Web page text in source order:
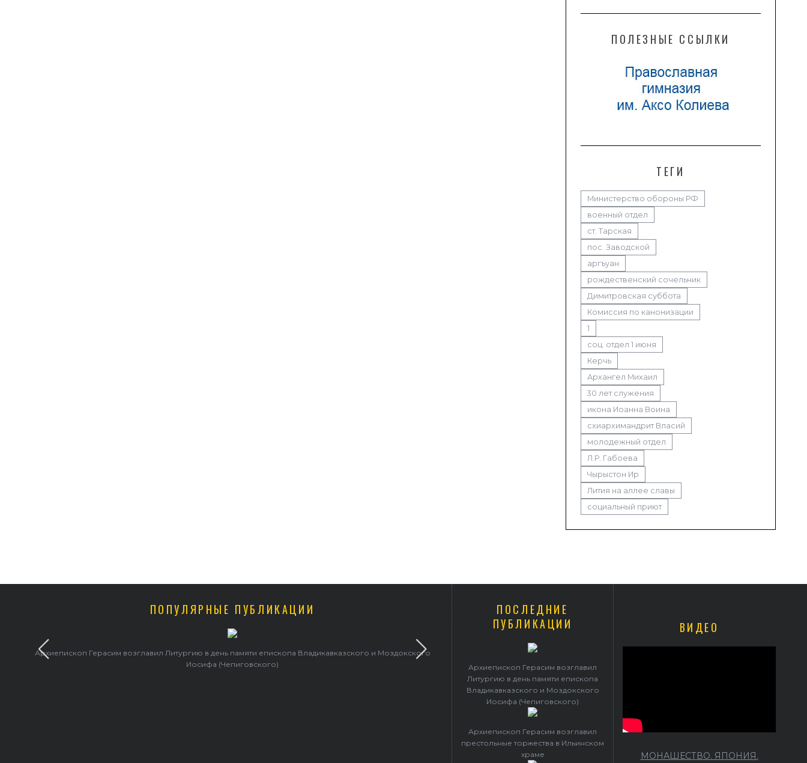
ПОЛЕЗНЫЕ ССЫЛКИ
ТЕГИ
Министерство обороны РФ
военный отдел
ст. Тарская
пос. Заводской
аргъуан
рождественский сочельник
Димитровская суббота
Комиссия по канонизации
1
соц. отдел 1 июня
Керчь
Архангел Михаил
30 лет служения
икона Иоанна Воина
схиархимандрит Власий
молодежный отдел
Л.Р. Габоева
Чырыстон Ир
Лития на аллее славы
социальный приют
ПОПУЛЯРНЫЕ ПУБЛИКАЦИИ
Архиепископ Герасим возглавил Литургию в день памяти епископа Владикавказского и Моздокского
Иосифа (Чепиговского)
Архиепископ Герасим возглавил престольные торжества в Ильинском храме
ПОСЛЕДНИЕ
ПУБЛИКАЦИИ
Архиепископ Герасим возглавил
Литургию в день памяти епископа
Владикавказского и Моздокского
Иосифа (Чепиговского)
Архиепископ Герасим возглавил
престольные торжества в Ильинском
храме
ВИДЕО
МОНАШЕСТВО. ЯПОНИЯ.